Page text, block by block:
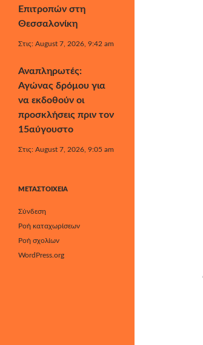
Επιτροπών στη
Θεσσαλονίκη
Στις: August 7, 2026, 9:42 am
Αναπληρωτές:
Αγώνας δρόμου για
να εκδοθούν οι
προσκλήσεις πριν τον
15αύγουστο
Στις: August 7, 2026, 9:05 am
ΜΕΤΑΣΤΟΙΧΕΊΑ
Σύνδεση
Ροή καταχωρίσεων
Ροή σχολίων
WordPress.org